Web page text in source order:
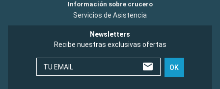
Información sobre crucero
Servicios de Asistencia
Newsletters
Recibe nuestras exclusivas ofertas
TU EMAIL OK